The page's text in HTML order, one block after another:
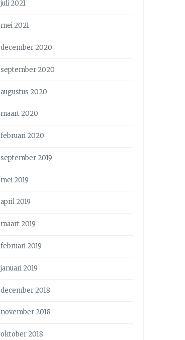
juli 2021
mei 2021
december 2020
september 2020
augustus 2020
maart 2020
februari 2020
september 2019
mei 2019
april 2019
maart 2019
februari 2019
januari 2019
december 2018
november 2018
oktober 2018